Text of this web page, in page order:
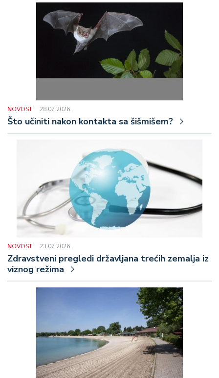
NOVOST 28.07.2026.
Što učiniti nakon kontakta sa šišmišem?
NOVOST 23.07.2026.
Zdravstveni pregledi državljana trećih zemalja iz
viznog režima